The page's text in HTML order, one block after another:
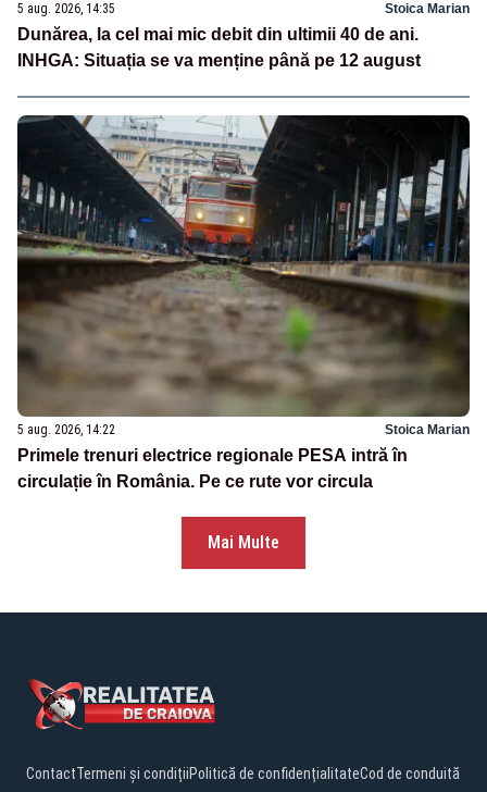
5 aug. 2026, 14:35 Stoica Marian
Dunărea, la cel mai mic debit din ultimii 40 de ani.
INHGA: Situația se va menține până pe 12 august
5 aug. 2026, 14:22 Stoica Marian
Primele trenuri electrice regionale PESA intră în
circulație în România. Pe ce rute vor circula
Mai Multe
ContactTermeni și condițiiPolitică de confidențialitateCod de conduită